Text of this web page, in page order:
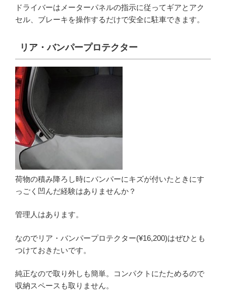
ドライバーはメーターパネルの指示に従ってギアとアク
セル、ブレーキを操作するだけで安全に駐車できます。
リア・バンパープロテクター
荷物の積み降ろし時にバンパーにキズが付いたときにす
っごく凹んだ経験はありませんか？
管理人はあります。
なのでリア・バンパープロテクター(¥16,200)はぜひとも
つけておきたいです。
純正なので取り外しも簡単。コンパクトにたためるので
収納スペースも取りません。